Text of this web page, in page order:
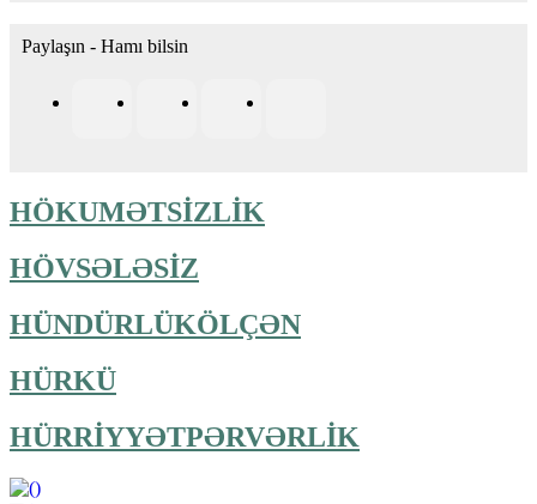
Paylaşın - Hamı bilsin
HÖKUMƏTSİZLİK
HÖVSƏLƏSİZ
HÜNDÜRLÜKÖLÇƏN
HÜRKÜ
HÜRRİYYƏTPƏRVƏRLİK